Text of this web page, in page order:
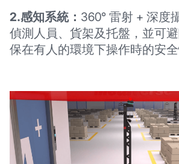
2.感知系統： 360° 雷射 + 深度
偵測人員、貨架及托盤，並可
保在有人的環境下操作時的安全